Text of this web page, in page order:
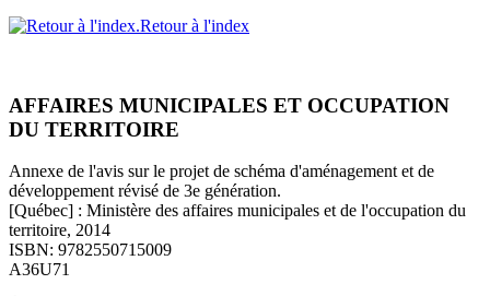
Retour à l'index
AFFAIRES MUNICIPALES ET OCCUPATION
DU TERRITOIRE
Annexe de l'avis sur le projet de schéma d'aménagement et de
développement révisé de 3e génération.
[Québec] : Ministère des affaires municipales et de l'occupation du
territoire, 2014
ISBN: 9782550715009
A36U71